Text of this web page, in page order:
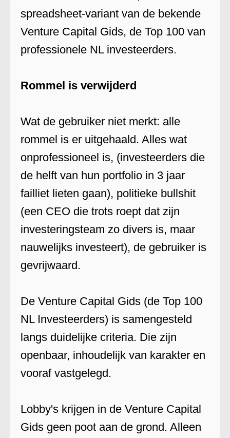
spreadsheet-variant van de bekende
Venture Capital Gids, de Top 100 van
professionele NL investeerders.
Rommel is verwijderd
Wat de gebruiker niet merkt: alle
rommel is er uitgehaald. Alles wat
onprofessioneel is, (investeerders die
de helft van hun portfolio in 3 jaar
failliet lieten gaan), politieke bullshit
(een CEO die trots roept dat zijn
investeringsteam zo divers is, maar
nauwelijks investeert), de gebruiker is
gevrijwaard.
De Venture Capital Gids (de Top 100
NL Investeerders) is samengesteld
langs duidelijke criteria. Die zijn
openbaar, inhoudelijk van karakter en
vooraf vastgelegd.
Lobby's krijgen in de Venture Capital
Gids geen poot aan de grond. Alleen